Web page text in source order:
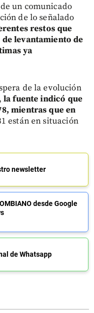
un comunicado
de lo señalado
restos que
levantamiento de
ya
de la evolución
la fuente indicó que
mientras que en
están en situación
newsletter
desde Google
de Whatsapp